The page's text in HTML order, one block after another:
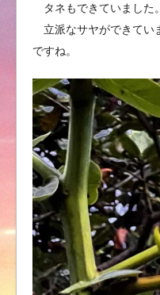
タネもできていました。
立派なサヤができてい
ですね。